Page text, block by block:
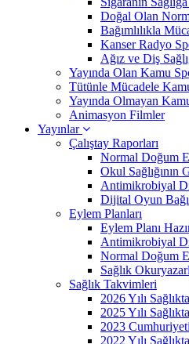
Doğal Olan
Bağımlılıkla
Kanser Radyo
Ağız ve Diş
Yayında Olan Kamu
Tütünle Mücadele
Yayında Olmayan
Animasyon Filmler
Yayınlar
Çalıştay Raporları
Normal Doğum
Okul Sağlığının
Antimikrobiyal
Dijital Oyun
Eylem Planları
Eylem Planı
Antimikrobiyal
Normal Doğum
Sağlık
Sağlık Takvimleri
2026 Yılı
2025 Yılı
2023
2022 Yılı